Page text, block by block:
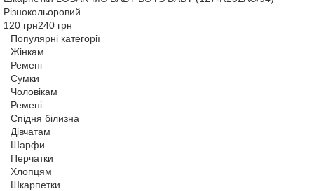
Різнокольоровий
120 грн240 грн
Популярні категорії
Жінкам
Ремені
Сумки
Чоловікам
Ремені
Спідня білизна
Дівчатам
Шарфи
Перчатки
Хлопцям
Шкарпетки